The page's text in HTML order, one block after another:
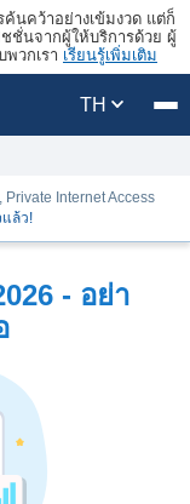
นคว้าอย่างเข้มงวด แต่ก็
ชั่นจากผู้ให้บริการด้วย ผู้
วกเรา เรียนรู้เพิ่มเติม
TH
Internet Access
แล้ว!
- อย่า